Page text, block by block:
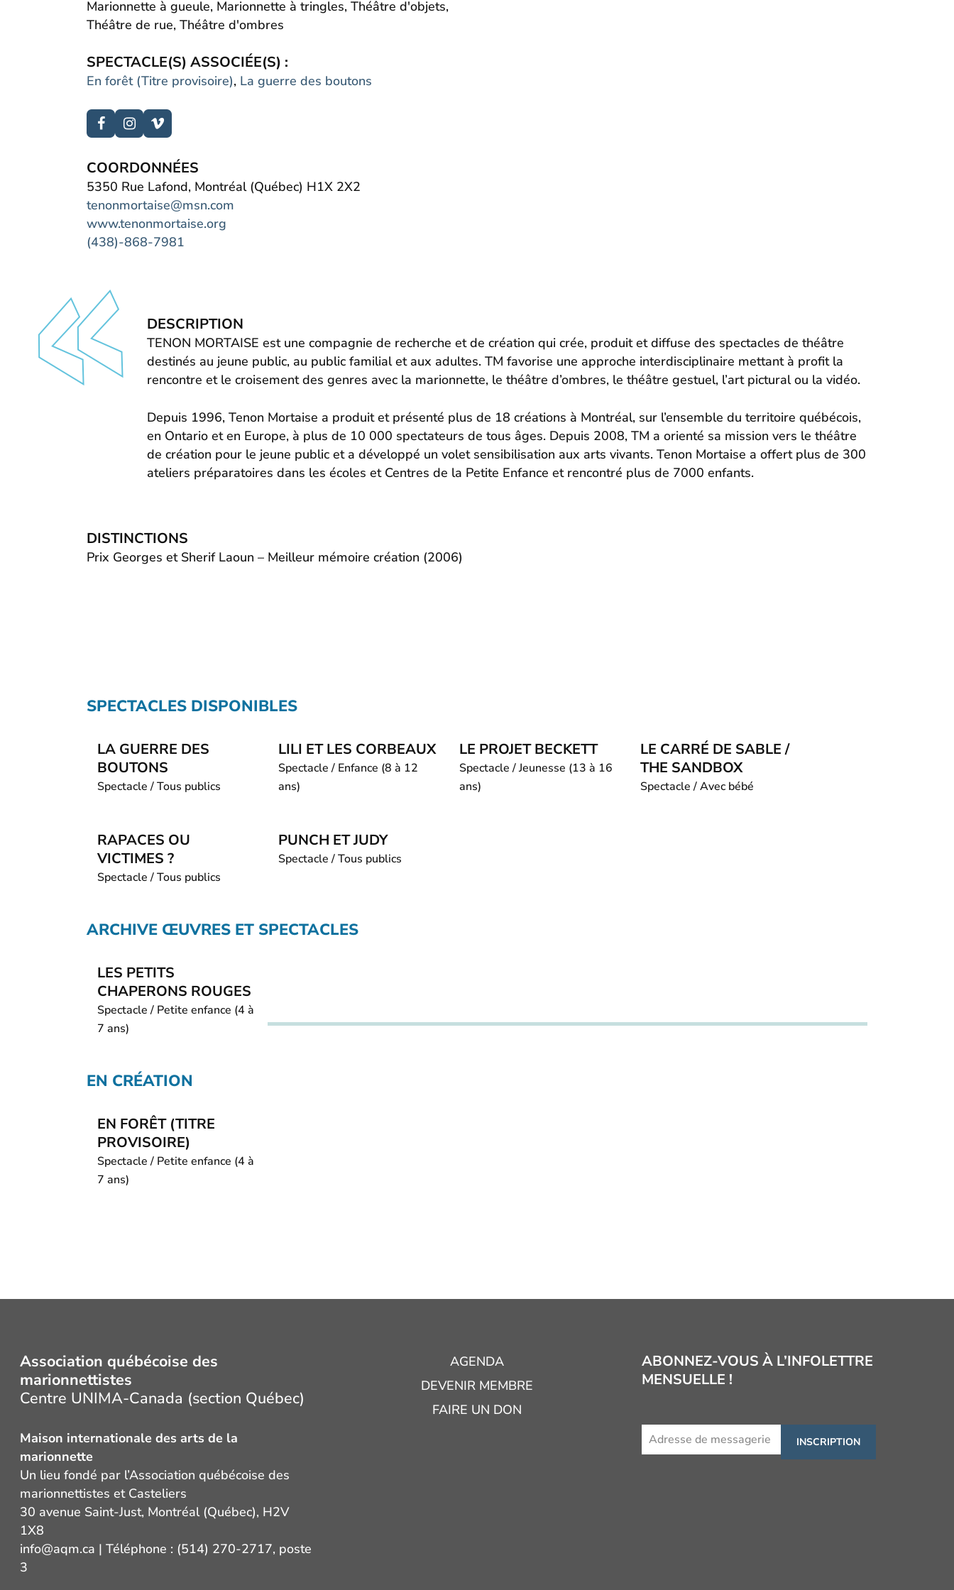
Marionnette à gueule, Marionnette à tringles, Théâtre d'objets,
Théâtre de rue, Théâtre d'ombres
SPECTACLE(S) ASSOCIÉE(S) :
En forêt (Titre provisoire), La guerre des boutons
COORDONNÉES
5350 Rue Lafond, Montréal (Québec) H1X 2X2
tenonmortaise@msn.com
www.tenonmortaise.org
(438)-868-7981
DESCRIPTION
TENON MORTAISE est une compagnie de recherche et de création qui crée, produit et diffuse des spectacles de théâtre
destinés au jeune public, au public familial et aux adultes. TM favorise une approche interdisciplinaire mettant à profit la
rencontre et le croisement des genres avec la marionnette, le théâtre d’ombres, le théâtre gestuel, l’art pictural ou la vidéo.
Depuis 1996, Tenon Mortaise a produit et présenté plus de 18 créations à Montréal, sur l’ensemble du territoire québécois,
en Ontario et en Europe, à plus de 10 000 spectateurs de tous âges. Depuis 2008, TM a orienté sa mission vers le théâtre
de création pour le jeune public et a développé un volet sensibilisation aux arts vivants. Tenon Mortaise a offert plus de 300
ateliers préparatoires dans les écoles et Centres de la Petite Enfance et rencontré plus de 7000 enfants.
DISTINCTIONS
Prix Georges et Sherif Laoun – Meilleur mémoire création (2006)
SPECTACLES DISPONIBLES
LA GUERRE DES
BOUTONS
Spectacle / Tous publics
LILI ET LES CORBEAUX
Spectacle / Enfance (8 à 12
ans)
LE PROJET BECKETT
Spectacle / Jeunesse (13 à 16
ans)
LE CARRÉ DE SABLE /
THE SANDBOX
Spectacle / Avec bébé
RAPACES OU
VICTIMES ?
Spectacle / Tous publics
PUNCH ET JUDY
Spectacle / Tous publics
ARCHIVE ŒUVRES ET SPECTACLES
LES PETITS
CHAPERONS ROUGES
Spectacle / Petite enfance (4 à
7 ans)
EN CRÉATION
EN FORÊT (TITRE
PROVISOIRE)
Spectacle / Petite enfance (4 à
7 ans)
Association québécoise des
marionnettistes
Centre UNIMA-Canada (section Québec)
Maison internationale des arts de la
marionnette
Un lieu fondé par l’Association québécoise des
marionnettistes et Casteliers
30 avenue Saint-Just, Montréal (Québec), H2V
1X8
info@aqm.ca | Téléphone : (514) 270-2717, poste
3
AGENDA
DEVENIR MEMBRE
FAIRE UN DON
ABONNEZ-VOUS À L’INFOLETTRE
MENSUELLE !
INSCRIPTION